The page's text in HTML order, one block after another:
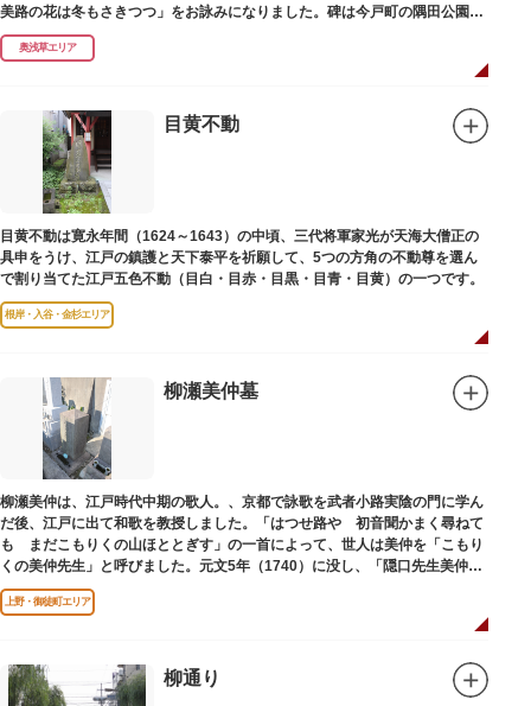
美路の花は冬もさきつつ」をお詠みになりました。碑は今戸町の隅田公園内
にあります。
奥浅草エリア
目黄不動
目黄不動は寛永年間（1624～1643）の中頃、三代将軍家光が天海大僧正の
具申をうけ、江戸の鎮護と天下泰平を祈願して、5つの方角の不動尊を選ん
で割り当てた江戸五色不動（目白・目赤・目黒・目青・目黄）の一つです。
根岸・入谷・金杉エリア
柳瀬美仲墓
柳瀬美仲は、江戸時代中期の歌人。、京都で詠歌を武者小路実陰の門に学ん
だ後、江戸に出て和歌を教授しました。「はつせ路や 初音聞かまく尋ねて
も まだこもりくの山ほととぎす」の一首によって、世人は美仲を「こもり
くの美仲先生」と呼びました。元文5年（1740）に没し、「隠口先生美仲甫
之墓」と刻まれた墓が教證寺（きょうしょうじ）にあります。
上野・御徒町エリア
柳通り